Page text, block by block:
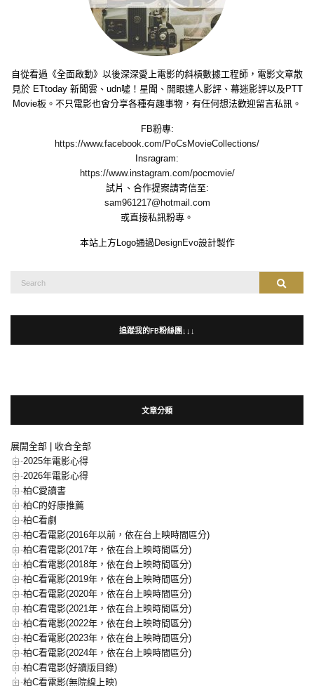
自從看過《全面啟動》以後深深愛上電影的斜槓數據工程師，電影文章散
見於 ETtoday 新聞雲、udn噓！星聞、開眼達人影評、幕迷影評以及PTT
Movie板。不只電影也會分享各種有趣事物，有任何想法歡迎留言私訊。
FB粉專:
https://www.facebook.com/PoCsMovieCollections/
Insragram:
https://www.instagram.com/pocmovie/
試片、合作提案請寄信至:
sam961217@hotmail.com
或直接私訊粉專。
本站上方Logo通過 DesignEvo設計製作
Search
追蹤我的FB粉絲團↓↓↓
文章分類
展開全部
收合全部
2025年電影心得
2026年電影心得
柏C愛讀書
柏C的好康推薦
柏C看劇
柏C看電影(2016年以前，依在台上映時間區分)
柏C看電影(2017年，依在台上映時間區分)
柏C看電影(2018年，依在台上映時間區分)
柏C看電影(2019年，依在台上映時間區分)
柏C看電影(2020年，依在台上映時間區分)
柏C看電影(2021年，依在台上映時間區分)
柏C看電影(2022年，依在台上映時間區分)
柏C看電影(2023年，依在台上映時間區分)
柏C看電影(2024年，依在台上映時間區分)
柏C看電影(好讀版目錄)
柏C看電影(無院線上映)